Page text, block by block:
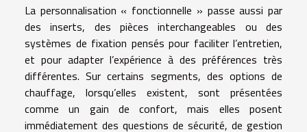
La personnalisation « fonctionnelle » passe aussi par
des inserts, des pièces interchangeables ou des
systèmes de fixation pensés pour faciliter l’entretien,
et pour adapter l’expérience à des préférences très
différentes. Sur certains segments, des options de
chauffage, lorsqu’elles existent, sont présentées
comme un gain de confort, mais elles posent
immédiatement des questions de sécurité, de gestion